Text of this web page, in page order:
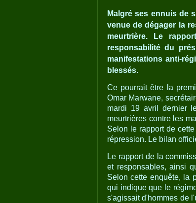
Malgré ses ennuis de
venue de dégager la
meurtrière. Le
responsabilité du
manifestations anti-
blessés.
Ce pourrait être la
Omar Marwane,
mardi 19 avril dernier
meurtrières contre les
Selon le rapport de
répression. Le bilan
Le rapport de la
et responsables, ainsi
Selon cette enquête, la
qui indique que le
s'agissait d'hommes de